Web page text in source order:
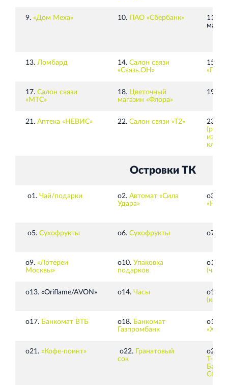
Испытательный комплекс ПКТИ
Многофункцинальный испытательный комплекс
Современный торговый комплекс в центре города
9. «Дом Меха» 10. ПАО «Сбербанк»
11.
13. Ломбард 14. Салон связи
«Связь.ОН»
15.
17. Салон связи
«МТС»
18.
Цветочный
магазин «Флора»
19.
21. Аптека «НЕВИС» 22. Салон связи «Т2» 23.
Островки ТК
о1. Чай/подарки о2. Автомат «Сила
Удара»
о3.
о5. Сухофрукты о6. Сухофрукты о7.
о9. «Лотереи
Москвы»
о10. Упаковка
подарков
о11.
(чай,
о13. «Oriflame/AVON» о14. Часы о15.
о17. Банкомат ВТБ о18. Банкомат
Газпромбанк
о19.
о21. «Кофе-поинт» о22. Гранатовый
сок
о23.
Т-
Банк